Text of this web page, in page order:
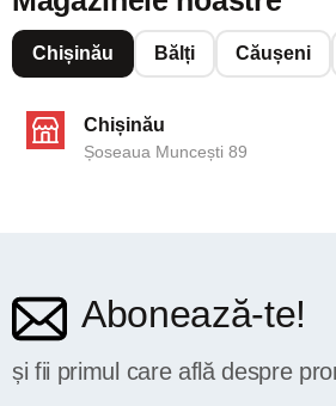
Chișinău Bălți Căușeni
Chișinău
Șoseaua Muncești 89
Abonează-te!
și fii primul care află despre